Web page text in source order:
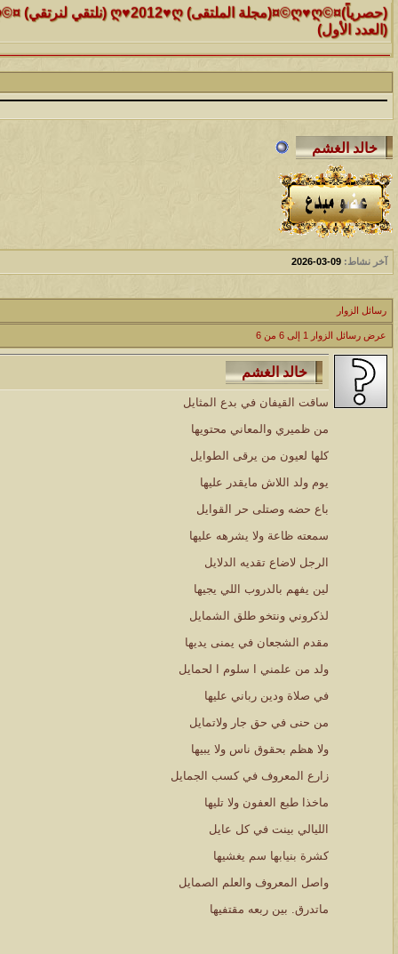
(العدد الأول)
الموضوع
موقع رائع جداً للقران الكريم مع تفسيره فقط بمجرد ماتضع
التفسير
حافز يستثني وساهريعم ويشمل؟
إثـبت وجـودك , لآتقرأ وترحل ,شآرك بـ رد أو موضوع !!
الموضوع
مسابقة ( اعرف من صاحب هذه الصوره )
الموضوع
غير اسم اللي قبلك
اتحداك تجيب الصورة المطلوبةّّّ!!
المنتدى كالأنسان
آخر نشاط:
رسائل الزوار
عرض رسائل الزوار 1 إلى 6 من 6
ساقت القيفان في بدع المثايل
من ظميري والمعاني محتويها
كلها لعيون من يرقى الطوايل
يوم ولد اللاش مايقدر عليها
باع حضه وصتلى حر القوايل
سمعته ظاعة ولا يشرهه عليها
الرجل لاضاع تقديه الدلايل
لين يفهم بالدروب اللي يجيها
لذكروني ونتخو طلق الشمايل
مقدم الشجعان في يمنى يديها
ولد من علمني ا سلوم ا لحمايل
في صلاة ودين رباني عليها
من حنى في حق جار ولاتمايل
ولا هظم بحقوق ناس ولا يبيها
زارع المعروف في كسب الجمايل
ماخذا طبع العفون ولا تليها
الليالي بينت في كل عايل
كشرة بنيابها سم يغشيها
واصل المعروف والعلم الصمايل
ماتدرق. بين ربعه مقتفيها